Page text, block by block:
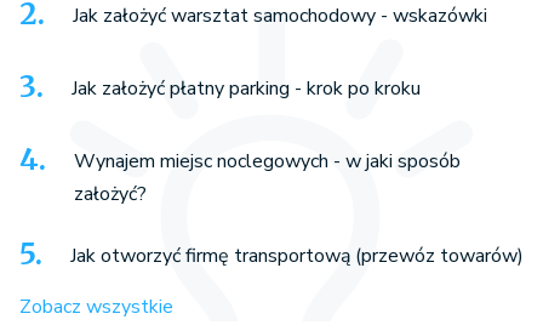
Jak założyć warsztat samochodowy - wskazówki
Jak założyć płatny parking - krok po kroku
Wynajem miejsc noclegowych - w jaki sposób
założyć?
Jak otworzyć firmę transportową (przewóz towarów)
Zobacz wszystkie